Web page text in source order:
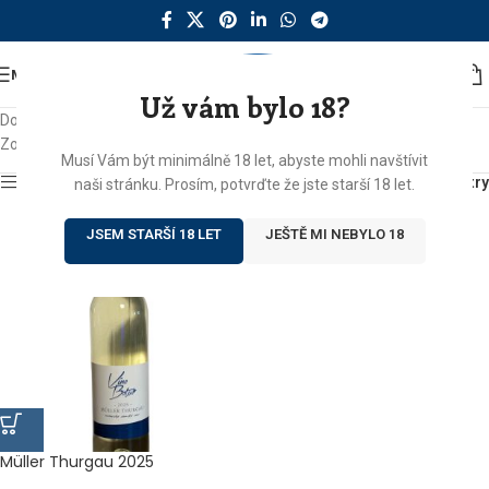
Už vám bylo 18?
Musí Vám být minimálně 18 let, abyste mohli navštívit
naši stránku. Prosím, potvrďte že jste starší 18 let.
JSEM STARŠÍ 18 LET JEŠTĚ MI NEBYLO 18
MENU
Domů
Produkty se štítkem „svatomartinské“
Zobrazen jediný výsledek
Zobrazit sidebar Filtry
Müller Thurgau 2025